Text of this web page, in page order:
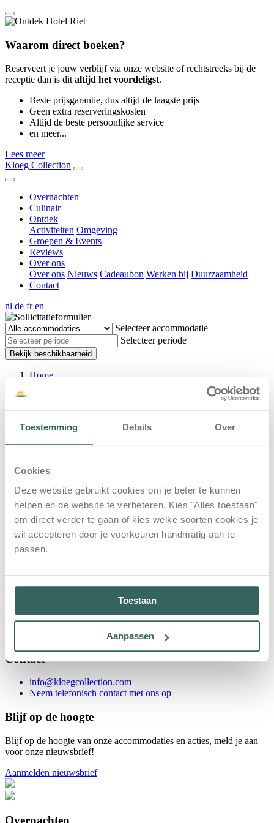
Toestemming Details Over
Cookies
Deze website gebruikt cookies om je beter te kunnen
helpen en de website te verbeteren. Kies "Alles toestaan"
om direct verder te gaan of kies welke soorten cookies je
wil accepteren door je voorkeuren handmatig aan te
passen.
Toestaan
Aanpassen
Waarom direct boeken?
Reserveert je jouw verblijf via onze website of rechtstreeks bij de
receptie dan is ditaltijd het voordeligst.
Beste prijsgarantie, dus altijd de laagste prijs
Geen extra reserveringskosten
Altijd de beste persoonlijke service
en meer...
Lees meer
Kloeg Collection
Overnachten
Culinair
Ontdek
Activiteiten Omgeving
Groepen & Events
Reviews
Over ons
Over ons Nieuws Cadeaubon Werken bij Duurzaamheid
Contact
nl de fr en
Selecteer accommodatie
Selecteer periode
Bekijk beschikbaarheid
Home
Sollicitatieformulier
Volledige naam
E-mailadres *
Telefoonnummer
Upload je motivatiebrief*
Maximale bestandsgrootte: 2MB.
Upload je CV
Maximale bestandsgrootte: 2MB.
gebruiksvoorwaardenzijn van toepassing.
Contact
info@kloegcollection.com
Neem telefonisch contact met ons op
Blijf op de hoogte
Blijf op de hoogte van onze accommodaties en acties, meld je aan
voor onze nieuwsbrief!
Aanmelden nieuwsbrief